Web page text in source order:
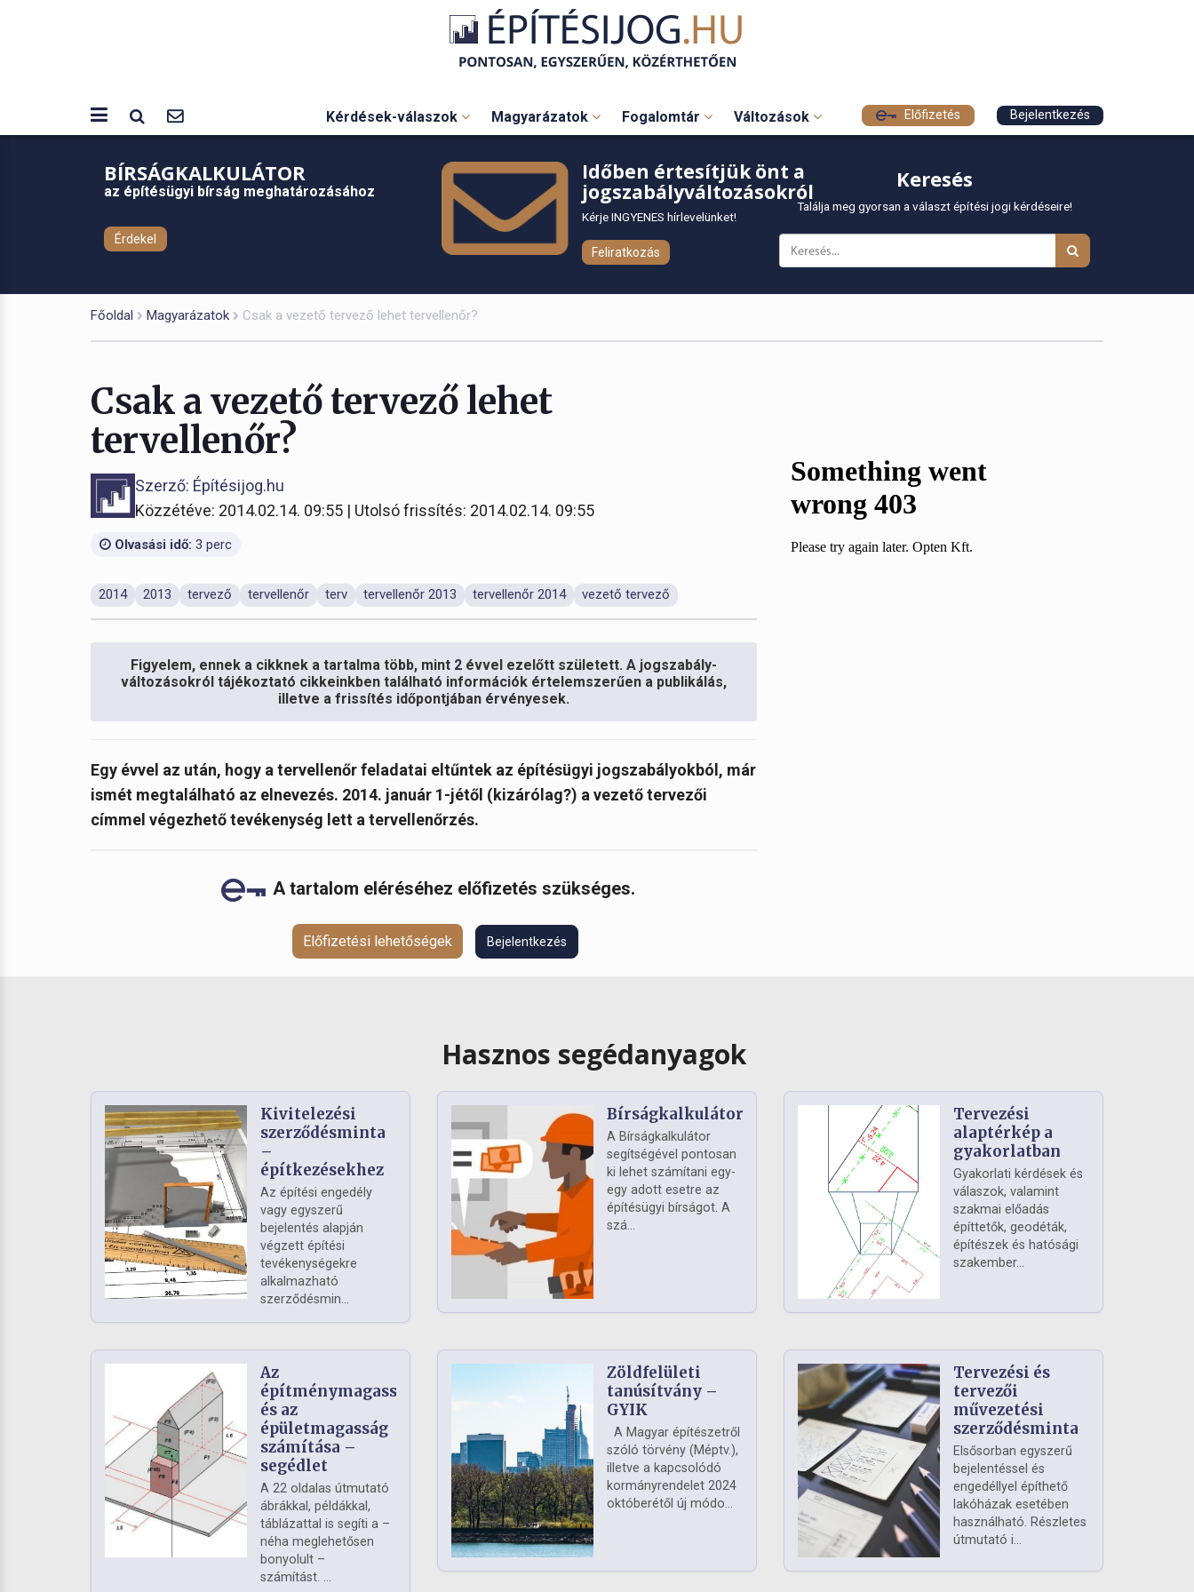
Kérdések-válaszok Magyarázatok Fogalomtár Változások Előfizetés Bejelentkezés
BÍRSÁGKALKULÁTOR
az építésügyi bírság meghatározásához
Érdekel
Időben értesítjük önt a
jogszabályváltozásokról
Kérje INGYENES hírlevelünket!
Feliratkozás
Keresés
Találja meg gyorsan a választ építési jogi kérdéseire!
Főoldal Magyarázatok Csak a vezető tervező lehet tervellenőr?
Csak a vezető tervező lehet
tervellenőr?
Szerző: Építésijog.hu
Közzétéve: 2014.02.14. 09:55 | Utolsó frissítés: 2014.02.14. 09:55
Olvasási idő: 3 perc
2014 2013 tervező tervellenőr terv tervellenőr 2013 tervellenőr 2014 vezető tervező
Figyelem, ennek a cikknek a tartalma több, mint 2 évvel ezelőtt született. A jogszabály-
változásokról tájékoztató cikkeinkben található információk értelemszerűen a publikálás,
illetve a frissítés időpontjában érvényesek.
Egy évvel az után, hogy a tervellenőr feladatai eltűntek az építésügyi jogszabályokból, már
ismét megtalálható az elnevezés. 2014. január 1-jétől (kizárólag?) a vezető tervezői
címmel végezhető tevékenység lett a tervellenőrzés.
A tartalom eléréséhez előfizetés szükséges.
Előfizetési lehetőségek Bejelentkezés
Hasznos segédanyagok
Kivitelezési
szerződésminta
–
építkezésekhez
Az építési engedély
vagy egyszerű
bejelentés alapján
végzett építési
tevékenységekre
alkalmazható
szerződésmin...
Bírságkalkulátor
A Bírságkalkulátor
segítségével pontosan
ki lehet számítani egy-
egy adott esetre az
építésügyi bírságot. A
szá...
Tervezési
alaptérkép a
gyakorlatban
Gyakorlati kérdések és
válaszok, valamint
szakmai előadás
építtetők, geodéták,
építészek és hatósági
szakember...
Az
építménymagasság
és az
épületmagasság
számítása –
segédlet
A 22 oldalas útmutató
ábrákkal, példákkal,
táblázattal is segíti a –
néha meglehetősen
bonyolult –
számítást. ...
Zöldfelületi
tanúsítvány –
GYIK
A Magyar építészetről
szóló törvény (Méptv.),
illetve a kapcsolódó
kormányrendelet 2024
októberétől új módo...
Tervezési és
tervezői
művezetési
szerződésminta
Elsősorban egyszerű
bejelentéssel és
engedéllyel építhető
lakóházak esetében
használható. Részletes
útmutató i...